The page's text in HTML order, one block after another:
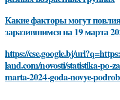
Какие факторы могут
заразившимся на 19 марта
https://cse.google.bj/
land.com/novosti/statistika-po-
marta-2024-goda-novye-